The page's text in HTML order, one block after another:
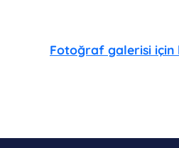
Fotoğraf galerisi için